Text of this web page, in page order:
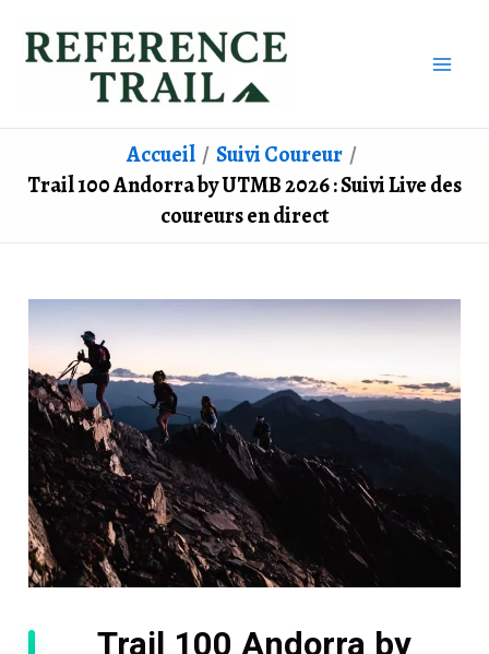
Accueil
Suivi Coureur
Trail 100 Andorra by UTMB 2026 : Suivi Live des
coureurs en direct
Trail 100 Andorra by